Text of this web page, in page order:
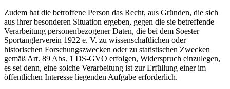
Zudem hat die betroffene Person das Recht, aus Gründen, die sich
aus ihrer besonderen Situation ergeben, gegen die sie betreffende
Verarbeitung personenbezogener Daten, die bei dem Soester
Sportanglerverein 1922 e. V. zu wissenschaftlichen oder
historischen Forschungszwecken oder zu statistischen Zwecken
gemäß Art. 89 Abs. 1 DS-GVO erfolgen, Widerspruch einzulegen,
es sei denn, eine solche Verarbeitung ist zur Erfüllung einer im
öffentlichen Interesse liegenden Aufgabe erforderlich.